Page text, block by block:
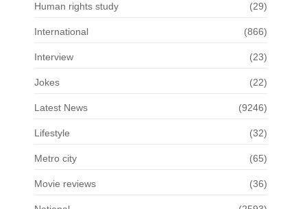
Human rights study (29)
International (866)
Interview (23)
Jokes (22)
Latest News (9246)
Lifestyle (32)
Metro city (65)
Movie reviews (36)